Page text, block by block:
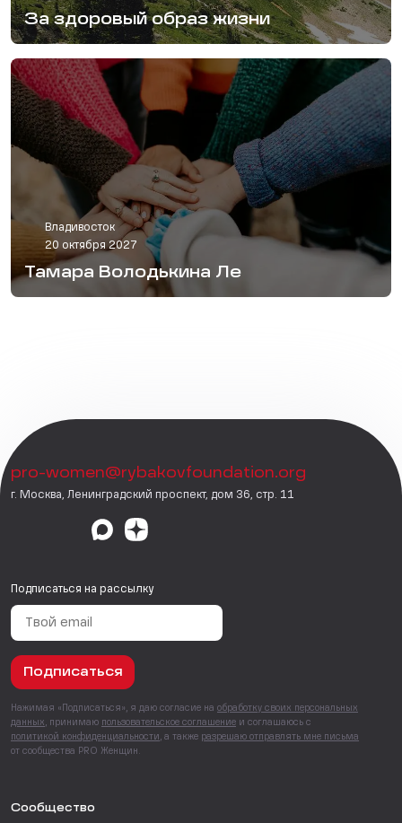
За здоровый образ жизни
Владивосток
20 октября 2027
Тамара Володькина Ле
pro-women@rybakovfoundation.org
г. Москва, Ленинградский проспект, дом 36, стр. 11
Подписаться на рассылку
Подписаться
Нажимая «Подписаться», я даю согласие на обработку своих персональных
данных , принимаю пользовательское соглашение и соглашаюсь с
политикой конфиденциальности , а также разрешаю отправлять мне письма
от сообщества PRO Женщин.
Сообщество